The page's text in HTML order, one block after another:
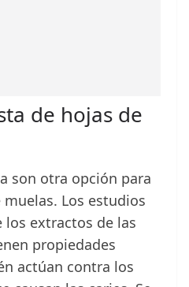
de hojas de
son otra opción para
Los estudios
los extractos de las
propiedades
actúan contra los